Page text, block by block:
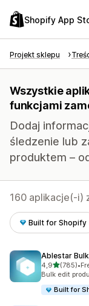
Shopify App
Projekt sklepu
Wszystkie
funkcjami
Dodaj
śledzenie lub
produktem –
160 aplikacje(-i)
Built for Shopify
Ablestar
4,9na 5(785)
Łączna liczba
•
Bulk edit
Built for